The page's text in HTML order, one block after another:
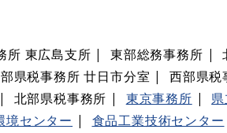
所 東広島支所 東部総務事務所
県税事務所 廿日市分室
西部県税
北部県税事務所 東京事務所
境センター 食品工業技術センター